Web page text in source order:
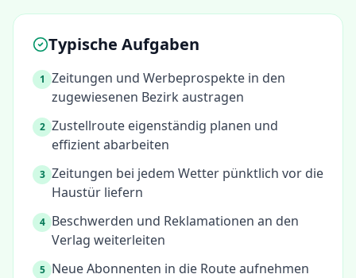
Typische Aufgaben
1 Zeitungen und Werbeprospekte in den
zugewiesenen Bezirk austragen
2 Zustellroute eigenständig planen und
effizient abarbeiten
3 Zeitungen bei jedem Wetter pünktlich vor die
Haustür liefern
4 Beschwerden und Reklamationen an den
Verlag weiterleiten
5 Neue Abonnenten in die Route aufnehmen